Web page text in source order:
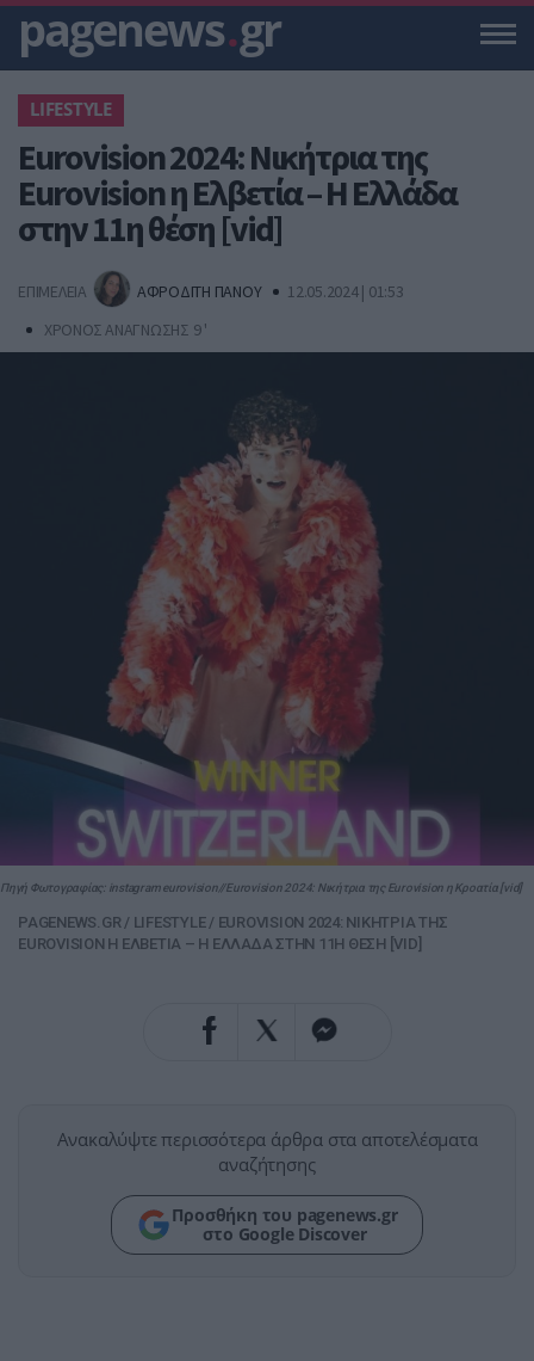
pagenews.gr
LIFESTYLE
Eurovision 2024: Νικήτρια της
Eurovision η Ελβετία – Η Ελλάδα
στην 11η θέση [vid]
ΕΠΙΜΕΛΕΙΑ ΑΦΡΟΔΙΤΗ ΠΑΝΟΥ
12.05.2024 | 01:53
ΧΡΟΝΟΣ ΑΝΑΓΝΩΣΗΣ 9 '
Πηγή Φωτογραφίας: instagram eurovision//Eurovision 2024: Νικήτρια της Eurovision η Κροατία [vid]
PAGENEWS.GR / LIFESTYLE/ EUROVISION 2024: ΝΙΚΗΤΡΙΑ ΤΗΣ
EUROVISION Η ΕΛΒΕΤΙΑ – Η ΕΛΛΑΔΑ ΣΤΗΝ 11Η ΘΕΣΗ [VID]
Ανακαλύψτε περισσότερα άρθρα στα αποτελέσματα
αναζήτησης
Προσθήκη του pagenews.gr
στο Google Discover